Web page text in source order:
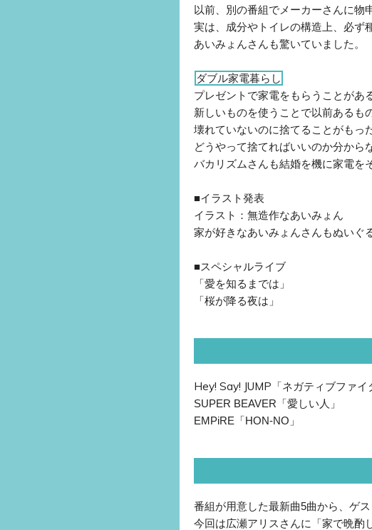
以前、別の番組でメーカーさんに物
実は、成分やトイレの構造上、必ず
あいみょんさんも驚いていました。
ダブル家電暮らし
プレゼントで家電をもらうことがあ
新しいものを使うことで以前あるも
壊れていないのに捨てることがもっ
どうやって捨てればいいのか分から
バカリズムさんも結婚を機に家電を
■イラスト発表
イラスト：無造作なあいみょん
家が好きなあいみょんさんもぬいぐ
■スペシャルライブ
「愛を知るまでは」
「桜が降る夜は」
Hey! Say! JUMP 「ネガティブファイ
SUPER BEAVER「愛しい人」
EMPiRE「HON-NO」
番組が用意した最新曲5曲から、ゲ
今回は広瀬アリスさんに「家で晩酌